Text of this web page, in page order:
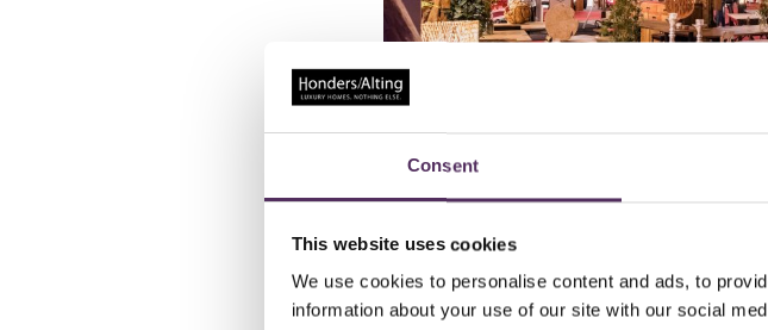
Consent
This website uses cookies
We use cookies to personalise content and ads, to
information about your use of our site with our social
Van 29 november tot en met 2 december staat
Vlaanderen: Countryside in Flanders Expo Gent.